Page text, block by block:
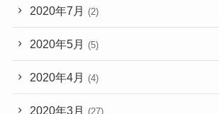
2020年7月 (2)
2020年5月 (5)
2020年4月 (4)
2020年3月 (27)